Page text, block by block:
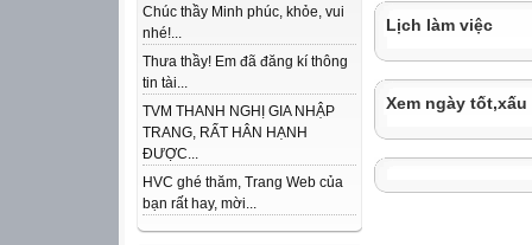
Chúc thầy Minh phúc, khỏe, vui
nhé!...
Thưa thầy! Em đã đăng kí thông
tin tài...
TVM THANH NGHỊ GIA NHẬP
TRANG, RẤT HÂN HẠNH
ĐƯỢC...
HVC ghé thăm, Trang Web của
bạn rất hay, mời...
Lịch làm việc
Xem ngày tốt,xấu